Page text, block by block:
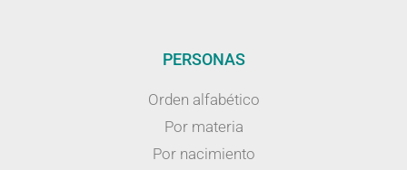
PERSONAS
Orden alfabético
Por materia
Por nacimiento